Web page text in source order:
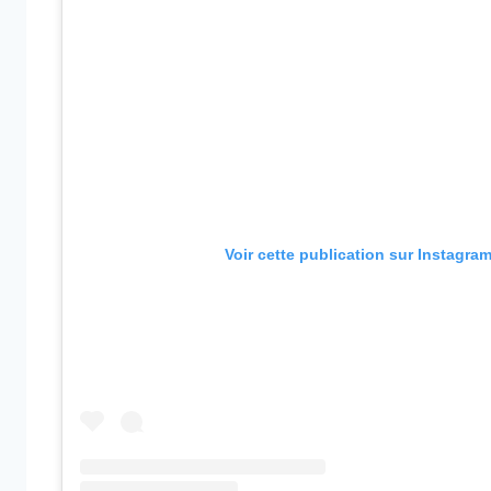
Voir cette publication sur Instagram